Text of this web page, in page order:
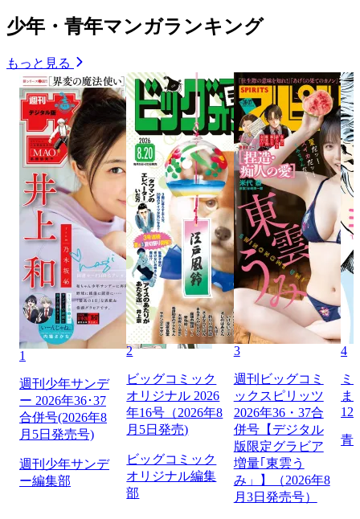
少年・青年マンガランキング
もっと見る
1
週刊少年サンデ
ー 2026年36･37
合併号(2026年8
月5日発売号)
週刊少年サンデ
ー編集部
2
ビッグコミック
オリジナル 2026
年16号（2026年8
月5日発売)
ビッグコミック
オリジナル編集
部
3
週刊ビッグコミ
ックスピリッツ
2026年36・37合
併号【デジタル
版限定グラビア
増量｢東雲う
み」】（2026年8
月3日発売号）
4
ミ
ま
129
青